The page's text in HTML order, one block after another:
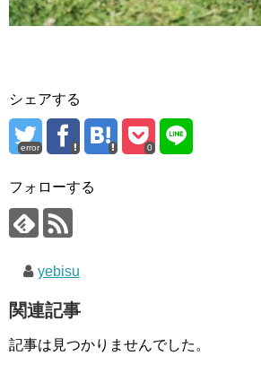
シェアする
error 0
フォローする
yebisu
関連記事
記事は見つかりませんでした。